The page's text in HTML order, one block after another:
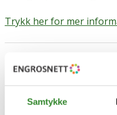
Samtykke
Trykk her for mer
Relaterte